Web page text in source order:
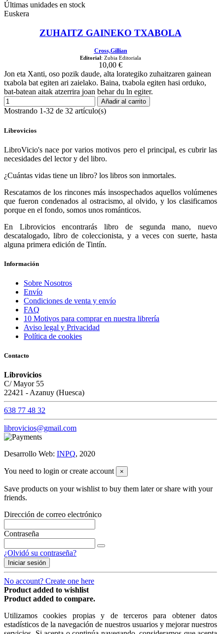
Últimas unidades en stock
Euskera
ZUHAITZ GAINEKO TXABOLA
Cross,Gillian
Editorial: Zubia Editoriala
10,00 €
Jon eta Xanti, oso pozik daude, alta lorategiko zuhaitzaren gainean
txabola bat egiten ari zaielako. Baina, txabola egiten hasi orduko,
bat-batean aitak atzerrira joan behar du ln egiter.
Añadir al carrito
Mostrando 1-32 de 32 artículo(s)
Librovicios
LibroVicio's nace por varios motivos pero el principal, es cubrir las
necesidades del lector y del libro.
¿Cuántas vidas tiene un libro? los libros son inmortales.
Rescatamos de los rincones más insospechados aquellos volúmenes
que fueron condenados al ostracismo, al olvido, y los clasificamos
porque en el fondo, somos unos románticos.
En Librovicios encontrarás libro de segunda mano, nuevo
descatalogado, libro de coleccionista, y a veces con suerte, hasta
alguna primera edición de Tintín.
Información
Sobre Nosotros
Envío
Condiciones de venta y envío
FAQ
10 Motivos para comprar en nuestra librería
Aviso legal y Privacidad
Política de cookies
Contacto
Librovicios
C/ Mayor 55
22421 - Azanuy (Huesca)
638 77 48 32
librovicios@gmail.com
Desarrollo Web: INPQ, 2020
You need to login or create account ×
Save products on your wishlist to buy them later or share with your
friends.
Dirección de correo electrónico
Contraseña
¿Olvidó su contraseña?
Iniciar sesión
No account? Create one here
Product added to wishlist
Product added to compare.
Utilizamos cookies propias y de terceros para obtener datos
estadísticos de la navegación de nuestros usuarios y mejorar nuestros